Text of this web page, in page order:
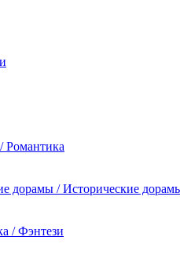
Романтика
дорамы / Исторические
/ Фэнтези